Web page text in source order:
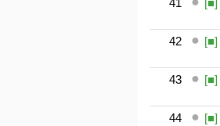
41 [■]
42 [■]
43 [■]
44 [■]